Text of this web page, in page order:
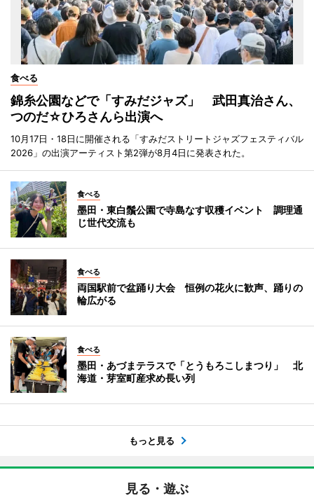
食べる
錦糸公園などで「すみだジャズ」 武田真治さん、
つのだ☆ひろさんら出演へ
10月17日・18日に開催される「すみだストリートジャズフェスティバル
2026」の出演アーティスト第2弾が8月4日に発表された。
食べる
墨田・東白鬚公園で寺島なす収穫イベント 調理通
じ世代交流も
食べる
両国駅前で盆踊り大会 恒例の花火に歓声、踊りの
輪広がる
食べる
墨田・あづまテラスで「とうもろこしまつり」 北
海道・芽室町産求め長い列
もっと見る
見る・遊ぶ